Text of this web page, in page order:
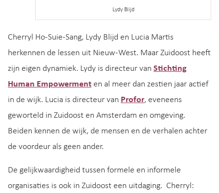
Lydy Blijd
Cherryl Ho-Suie-Sang, Lydy Blijd en Lucia Martis
herkennen de lessen uit Nieuw-West. Maar Zuidoost heeft
zijn eigen dynamiek. Lydy is directeur van Stichting
Human Empowerment en al meer dan zestien jaar actief
in de wijk. Lucia is directeur van Profor, eveneens
geworteld in Zuidoost en Amsterdam en omgeving.
Beiden kennen de wijk, de mensen en de verhalen achter
de voordeur als geen ander.
De gelijkwaardigheid tussen formele en informele
organisaties is ook in Zuidoost een uitdaging. Cherryl: